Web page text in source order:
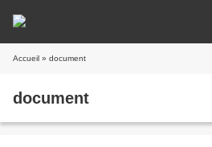
Accueil » document
document